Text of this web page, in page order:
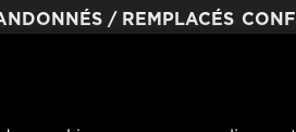
/ REMPLACÉS